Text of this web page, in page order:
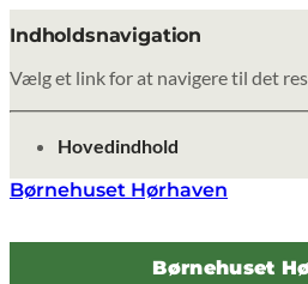
Indholdsnavigation
Vælg et link for at navigere til det
gå til
Hovedindhold
Børnehuset Hørhaven
Børnehuset